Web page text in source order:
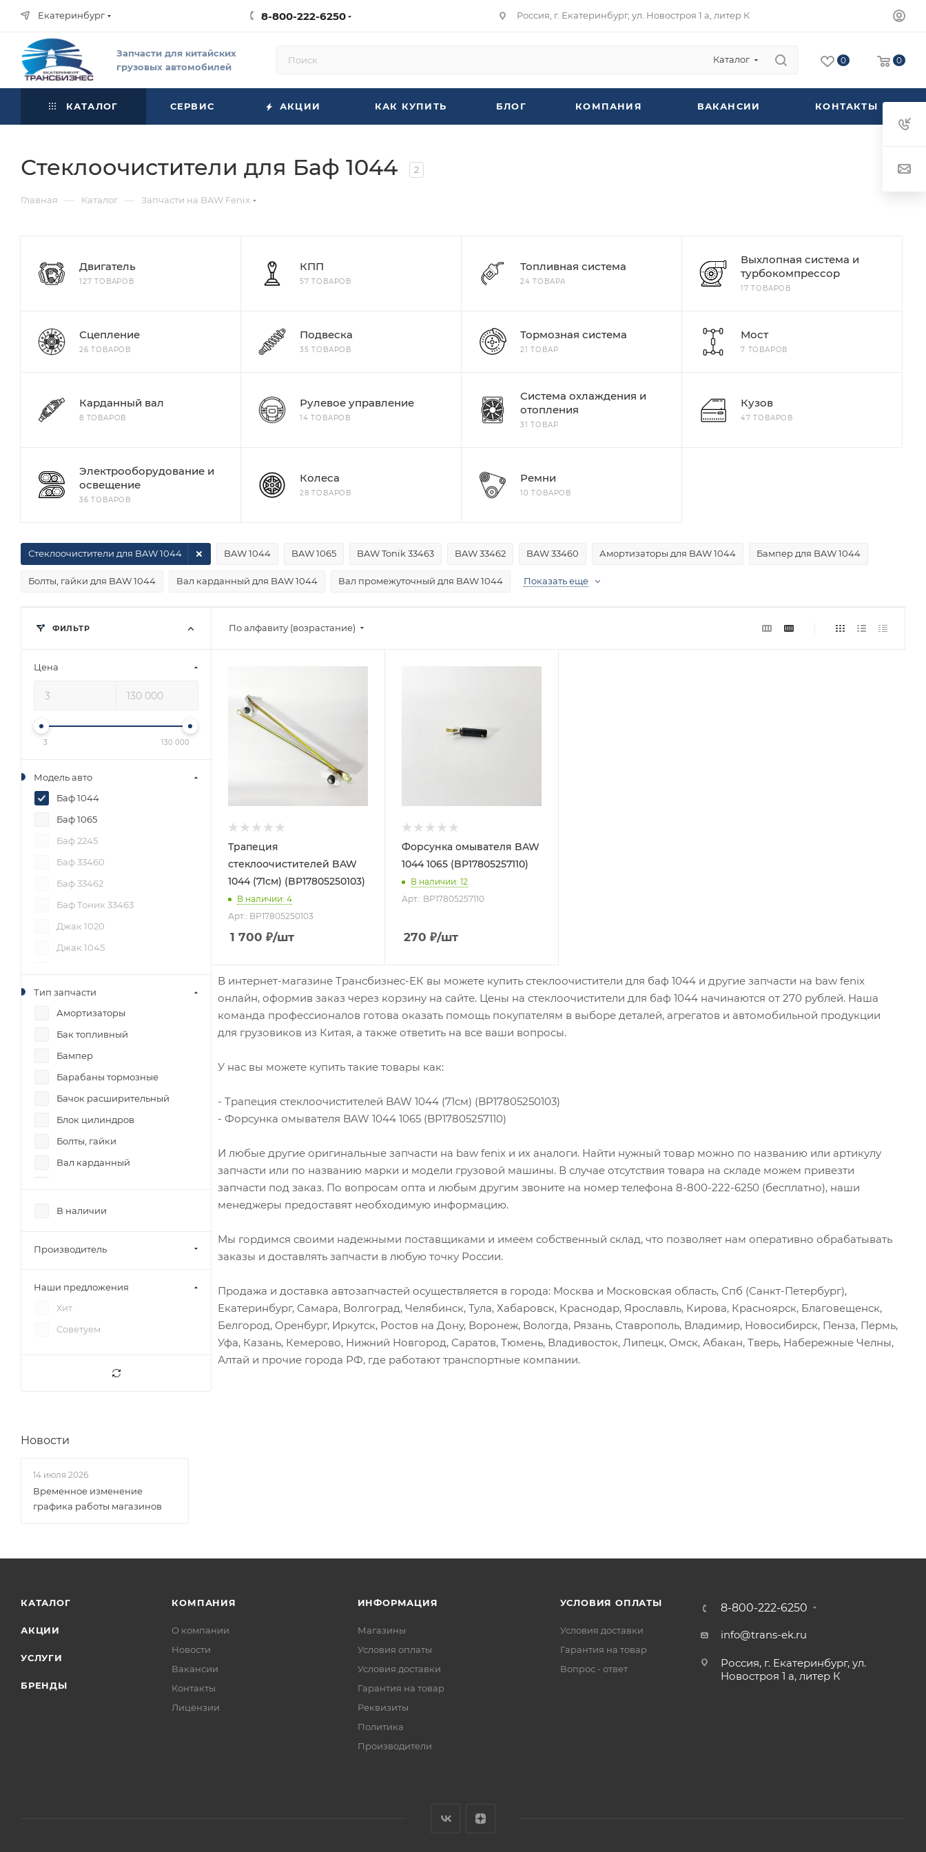
Екатеринбург 8-800-222-6250 Россия, г. Екатеринбург, ул. Новостроя 1 а, литер К
Запчасти для китайских
грузовых автомобилей
Каталог 0 0
КАТАЛОГ СЕРВИС АКЦИИ КАК КУПИТЬ БЛОГ КОМПАНИЯ ВАКАНСИИ КОНТАКТЫ
Стеклоочистители для Баф 1044 2
Главная — Каталог — Запчасти на BAW Fenix
Двигатель
127 ТОВАРОВ
КПП
57 ТОВАРОВ
Топливная система
24 ТОВАРА
Выхлопная система и
турбокомпрессор
17 ТОВАРОВ
Сцепление
26 ТОВАРОВ
Подвеска
35 ТОВАРОВ
Тормозная система
21 ТОВАР
Мост
7 ТОВАРОВ
Карданный вал
8 ТОВАРОВ
Рулевое управление
14 ТОВАРОВ
Система охлаждения и
отопления
31 ТОВАР
Кузов
47 ТОВАРОВ
Электрооборудование и
освещение
36 ТОВАРОВ
Колеса
28 ТОВАРОВ
Ремни
10 ТОВАРОВ
BAW 1044 BAW 1065 BAW Tonik 33463 BAW 33462 BAW 33460 Амортизаторы для BAW 1044 Бампер для BAW 1044
Болты, гайки для BAW 1044 Вал карданный для BAW 1044 Вал промежуточный для BAW 1044
Стеклоочистители для BAW 1044
Показать еще
По алфавиту (возрастание)
Трапеция
стеклоочистителей BAW
1044 (71см) (BP17805250103)
В наличии: 4
Арт.: BP17805250103
1 700 ₽/шт
Форсунка омывателя BAW
1044 1065 (BP17805257110)
В наличии: 12
Арт.: BP17805257110
270 ₽/шт
В интернет-магазине Трансбизнес-ЕК вы можете купить стеклоочистители для баф 1044 и другие запчасти на baw fenix
онлайн, оформив заказ через корзину на сайте. Цены на стеклоочистители для баф 1044 начинаются от 270 рублей. Наша
команда профессионалов готова оказать помощь покупателям в выборе деталей, агрегатов и автомобильной продукции
для грузовиков из Китая, а также ответить на все ваши вопросы.
У нас вы можете купить такие товары как:
- Трапеция стеклоочистителей BAW 1044 (71см) (BP17805250103)
- Форсунка омывателя BAW 1044 1065 (BP17805257110)
И любые другие оригинальные запчасти на baw fenix и их аналоги. Найти нужный товар можно по названию или артикулу
запчасти или по названию марки и модели грузовой машины. В случае отсутствия товара на складе можем привезти
запчасти под заказ. По вопросам опта и любым другим звоните на номер телефона 8-800-222-6250 (бесплатно), наши
менеджеры предоставят необходимую информацию.
Мы гордимся своими надежными поставщиками и имеем собственный склад, что позволяет нам оперативно обрабатывать
заказы и доставлять запчасти в любую точку России.
Продажа и доставка автозапчастей осуществляется в города: Москва и Московская область, Спб (Санкт-Петербург),
Екатеринбург, Самара, Волгоград, Челябинск, Тула, Хабаровск, Краснодар, Ярославль, Кирова, Красноярск, Благовещенск,
Белгород, Оренбург, Иркутск, Ростов на Дону, Воронеж, Вологда, Рязань, Ставрополь, Владимир, Новосибирск, Пенза, Пермь,
Уфа, Казань, Кемерово, Нижний Новгород, Саратов, Тюмень, Владивосток, Липецк, Омск, Абакан, Тверь, Набережные Челны,
Алтай и прочие города РФ, где работают транспортные компании.
ФИЛЬТР
Цена
3 130 000
Модель авто
Баф 1044
Баф 1065
Баф 2245
Баф 33460
Баф 33462
Баф Тоник 33463
Джак 1020
Джак 1045
Джак N56
ДжиЭмСи 1051
Донг Фенг 1062
Исузу NQR71
ТАТА 613
Фав 1031
Фав 1041
Фав 1051
Фав 1083
Фотон 1049С
Фотон 1089
Фотон 5049
Фотон 5059
Хендай HD72
Юджин 1041
Тип запчасти
Амортизаторы
Бак топливный
Бампер
Барабаны тормозные
Бачок расширительный
Блок цилиндров
Болты, гайки
Вал карданный
Вал распределительный
Вал шестерни компрессора
Венец маховика
Вентилятор
Вилка сцепления
Вкладыши шатунные
Гайки, шпильки
Датчики
Диафрагма
В наличии
Производитель
Наши предложения
Хит
Советуем
Новости
14 июля 2026
Временное изменение
графика работы магазинов
КАТАЛОГ
АКЦИИ
УСЛУГИ
БРЕНДЫ
КОМПАНИЯ
О компании
Новости
Вакансии
Контакты
Лицензии
ИНФОРМАЦИЯ
Магазины
Условия оплаты
Условия доставки
Гарантия на товар
Реквизиты
Политика
Производители
УСЛОВИЯ ОПЛАТЫ
Условия доставки
Гарантия на товар
Вопрос - ответ
8-800-222-6250
info@trans-ek.ru
Россия, г. Екатеринбург, ул.
Новостроя 1 а, литер К